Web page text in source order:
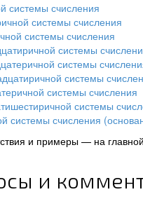
системы счисления
системы счисления
системы счисления
системы
системы
системы
системы счисления
системы
системы счисления
и примеры — на
и